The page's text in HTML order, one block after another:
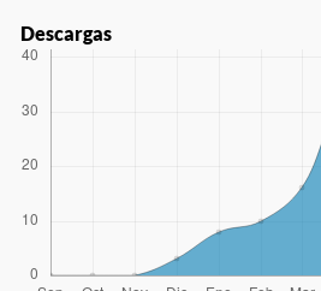
Descargas